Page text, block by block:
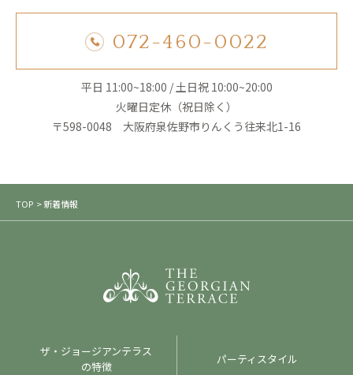
072-460-0022
平日 11:00~18:00 / 土日祝 10:00~20:00
火曜日定休（祝日除く）
〒598-0048 大阪府泉佐野市りんくう往来北1-16
TOP > 新着情報
ザ・ジョージアンテラス
の特徴
パーティスタイル